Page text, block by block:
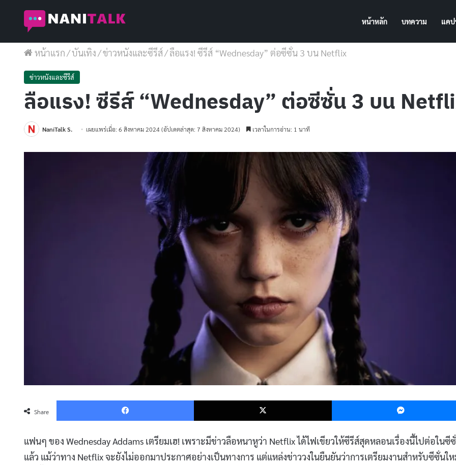
หน้าหลัก บทความ แค
หน้าแรก/บันเทิง/ข่าวหนังและซีรีส์/ลือแรง! ซีรีส์ “Wednesday” ต่อซีซั่น 3 บน Netflix
ข่าวหนังและซีรีส์
ลือแรง! ซีรีส์ “Wednesday” ต่อซีซั่น 3 บน
NaniTalk S. เผยแพร่เมื่อ: 6 สิงหาคม 2024 (อัปเดตล่าสุด: 7 สิงหาคม 2024) เวลาในการอ่าน: 1 นาที
Share
Facebook X
แฟนๆ ของ Wednesday Addams เตรียมเฮ! เพราะมีข่าวลือหนาหูว่า Netflix ได้ไฟเขียวให้ซีรีส์สุดหลอนเรื่องนี้ไปต่อในซี
แล้ว แม้ว่าทาง Netflix จะยังไม่ออกมาประกาศอย่างเป็นทางการ แต่แหล่งข่าววงในยืนยันว่าการเตรียมงานสำหรับซีซั่นใ